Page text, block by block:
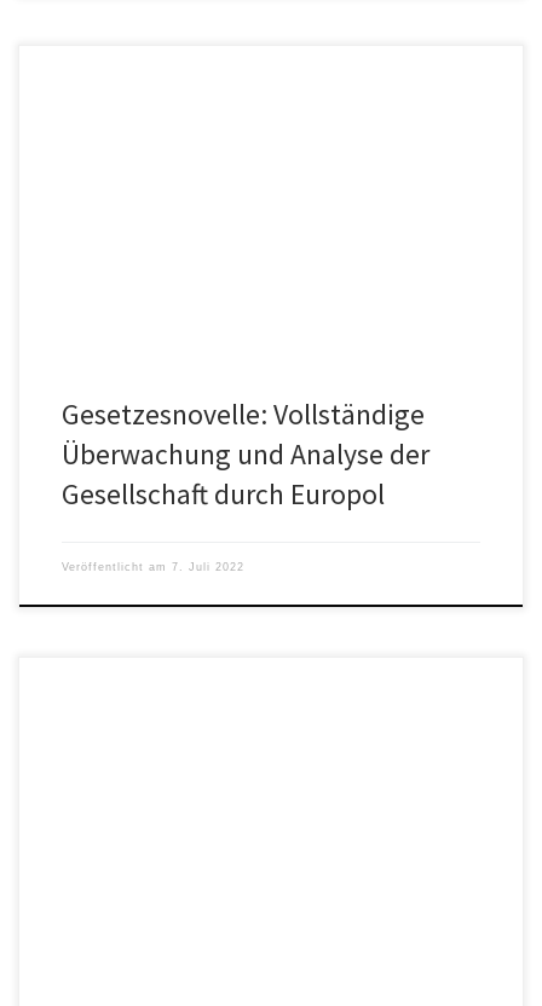
Gesetzesnovelle: Vollständige
Überwachung und Analyse der
Gesellschaft durch Europol
Veröffentlicht am 7. Juli 2022